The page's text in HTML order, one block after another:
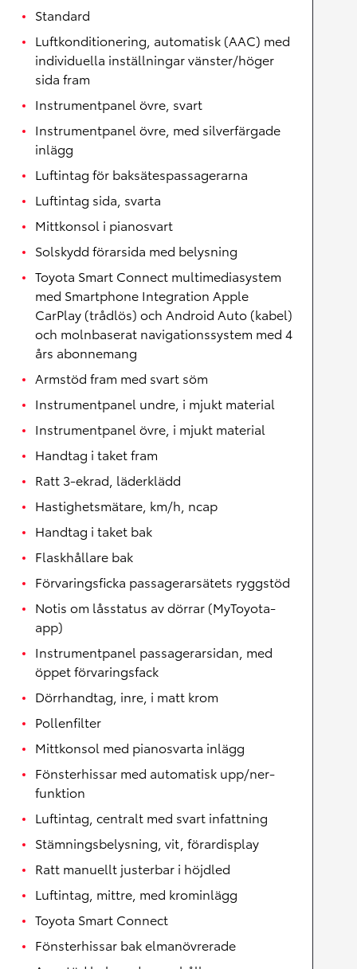
Standard
Luftkonditionering, automatisk (AAC) med
individuella inställningar vänster/höger
sida fram
Instrumentpanel övre, svart
Instrumentpanel övre, med silverfärgade
inlägg
Luftintag för baksätespassagerarna
Luftintag sida, svarta
Mittkonsol i pianosvart
Solskydd förarsida med belysning
Toyota Smart Connect multimediasystem
med Smartphone Integration Apple
CarPlay (trådlös) och Android Auto (kabel)
och molnbaserat navigationssystem med 4
års abonnemang
Armstöd fram med svart söm
Instrumentpanel undre, i mjukt material
Instrumentpanel övre, i mjukt material
Handtag i taket fram
Ratt 3-ekrad, läderklädd
Hastighetsmätare, km/h, ncap
Handtag i taket bak
Flaskhållare bak
Förvaringsficka passagerarsätets ryggstöd
Notis om låsstatus av dörrar (MyToyota-
app)
Instrumentpanel passagerarsidan, med
öppet förvaringsfack
Dörrhandtag, inre, i matt krom
Pollenfilter
Mittkonsol med pianosvarta inlägg
Fönsterhissar med automatisk upp/ner-
funktion
Luftintag, centralt med svart infattning
Stämningsbelysning, vit, förardisplay
Ratt manuellt justerbar i höjdled
Luftintag, mittre, med krominlägg
Toyota Smart Connect
Fönsterhissar bak elmanövrerade